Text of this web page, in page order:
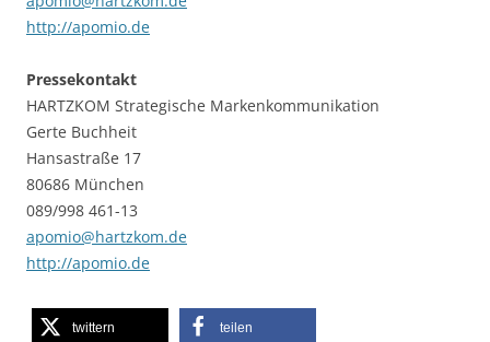
http://apomio.de
Pressekontakt
HARTZKOM Strategische Markenkommunikation
Gerte Buchheit
Hansastraße 17
80686 München
089/998 461-13
apomio@hartzkom.de
http://apomio.de
twittern teilen